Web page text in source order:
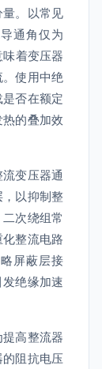
。以常见
通角仅为
着变压器
使用中绝
否在额定
的叠加效
变压器通
以抑制整
次绕组常
整流电路
屏蔽层接
绝缘加速
高整流器
阻抗电压